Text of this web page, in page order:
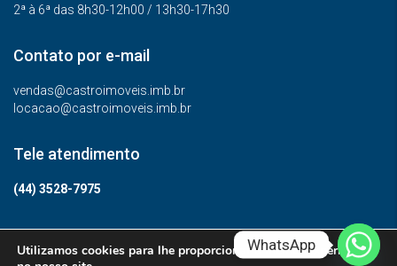
2ª à 6ª das 8h30-12h00 / 13h30-17h30
Contato por e-mail
vendas@castroimoveis.imb.br
locacao@castroimoveis.imb.br
Tele atendimento
(44) 3528-7975
© Todos os direitos reservados.
Utilizamos cookies para lhe proporcionar a melhor experiência
WhatsApp